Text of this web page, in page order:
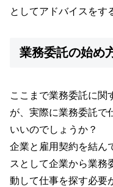
としてアドバイスをす
業務委託の始め
ここまで業務委託に関
が、実際に業務委託で
いいのでしょうか？
企業と雇用契約を結ん
スとして企業から業務
動して仕事を探す必要